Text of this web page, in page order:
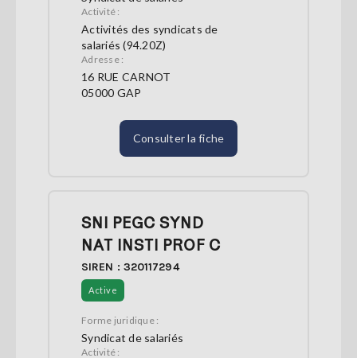
Activité :
Activités des syndicats de
salariés (94.20Z)
Adresse :
16 RUE CARNOT
05000 GAP
Consulter la fiche
SNI PEGC SYND
NAT INSTI PROF C
SIREN : 320117294
Active
Forme juridique :
Syndicat de salariés
Activité :